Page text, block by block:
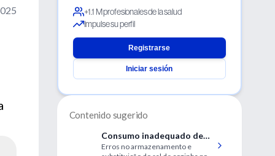
+1.1 M profesionales de la salud
Impulse su perfil
Registrarse
Iniciar sesión
Contenido sugerido
Consumo inadequado de
iodo coloca em risco saúde
Erros no armazenamento e